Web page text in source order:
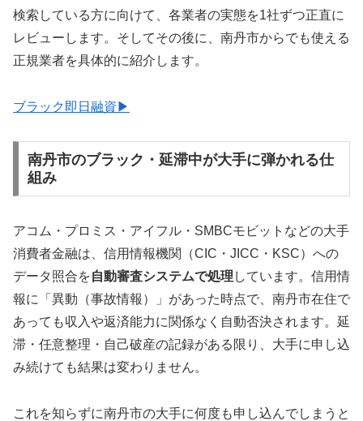
検索している方に向けて、各業者の実態を1社ずつ正直に
レビューします。そしてその後に、南丹市からでも使える
正規業者を具体的に紹介します。
ブラック即日融資▶
南丹市のブラック・延滞中が大手に弾かれる仕
組み
アコム・プロミス・アイフル・SMBCモビットなどの大手
消費者金融は、信用情報機関（CIC・JICC・KSC）への
データ照合を自動審査システムで処理 しています。信用情
報に「異動（事故情報）」があった時点で、南丹市在住で
あっても収入や返済能力に関係なく自動否決されます。延
滞・任意整理・自己破産の記録がある限り、大手に申し込
み続けても結果は変わりません。
これを知らずに南丹市の大手に何度も申し込んでしまうと